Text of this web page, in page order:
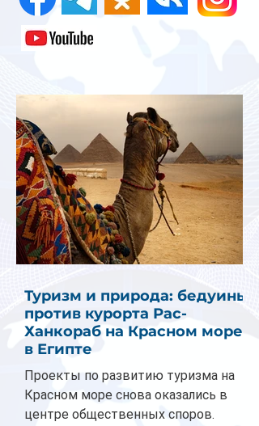
Туризм и природа: бедуины
против курорта Рас-
Ханкораб на Красном море
в Египте
Проекты по развитию туризма на
Красном море снова оказались в
центре общественных споров.